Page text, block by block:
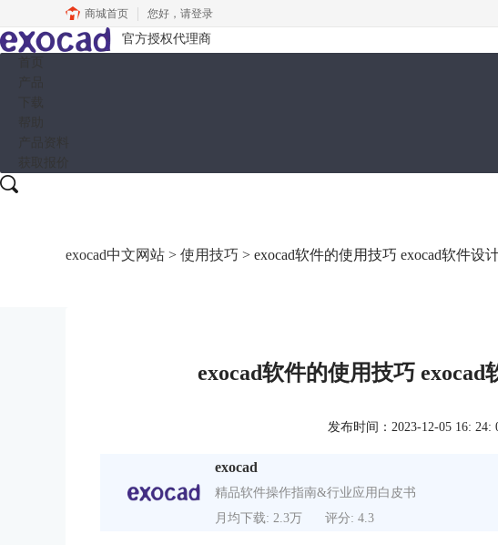
商城首页 您好， 请登录
官方授权代理商
exocad中文网站 > 使用技巧 > exocad软件的使用技巧 exocad软件设
exocad软件的使用技巧 exocad
发布时间：2023-12-05 16: 24:
exocad
精品软件操作指南&行业应用白皮书
月均下载: 2.3万
评分: 4.3